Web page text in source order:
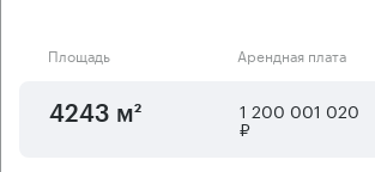
Площадь Арендная плата
4243 м² 1 200 001 020
₽